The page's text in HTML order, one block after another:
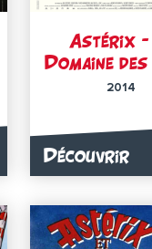
Astérix –
Domaine
2014
Découvrir